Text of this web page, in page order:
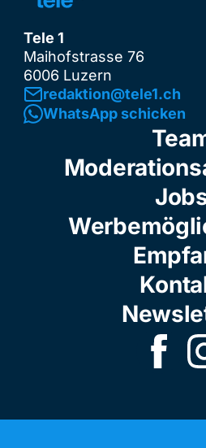
Tele 1
Maihofstrasse 76
6006 Luzern
redaktion@tele1.ch
WhatsApp schicken